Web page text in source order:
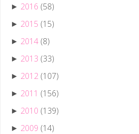
► 2016 (58)
► 2015 (15)
► 2014 (8)
► 2013 (33)
► 2012 (107)
► 2011 (156)
► 2010 (139)
► 2009 (14)